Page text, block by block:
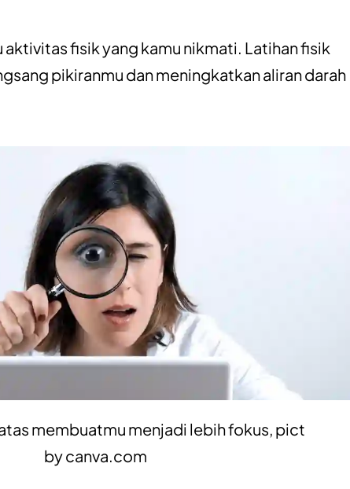
aktivitas fisik yang kamu nikmati. Latihan fisik
pikiranmu dan meningkatkan aliran darah
membuatmu menjadi lebih fokus, pict
bycanva.com